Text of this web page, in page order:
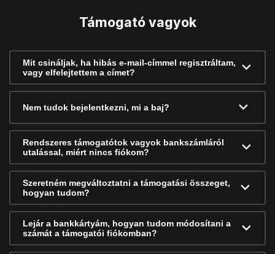
Támogató vagyok
Mit csináljak, ha hibás e-mail-címmel regisztráltam,
vagy elfelejtettem a címet?
Nem tudok bejelentkezni, mi a baj?
Rendszeres támogatótok vagyok bankszámláról
utalással, miért nincs fiókom?
Szeretném megváltoztatni a támogatási összeget,
hogyan tudom?
Lejár a bankkártyám, hogyan tudom módosítani a
számát a támogatói fiókomban?